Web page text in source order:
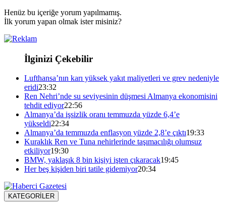
Henüz bu içeriğe yorum yapılmamış.
İlk yorum yapan olmak ister misiniz?
İlginizi Çekebilir
Lufthansa’nın karı yüksek yakıt maliyetleri ve grev nedeniyle
eridi23:32
Ren Nehri’nde su seviyesinin düşmesi Almanya ekonomisini
tehdit ediyor22:56
Almanya’da işsizlik oranı temmuzda yüzde 6,4’e
yükseldi22:34
Almanya’da temmuzda enflasyon yüzde 2,8’e çıktı19:33
Kuraklık Ren ve Tuna nehirlerinde taşımacılığı olumsuz
etkiliyor19:30
BMW, yaklaşık 8 bin kişiyi işten çıkaracak19:45
Her beş kişiden biri tatile gidemiyor20:34
KATEGORİLER